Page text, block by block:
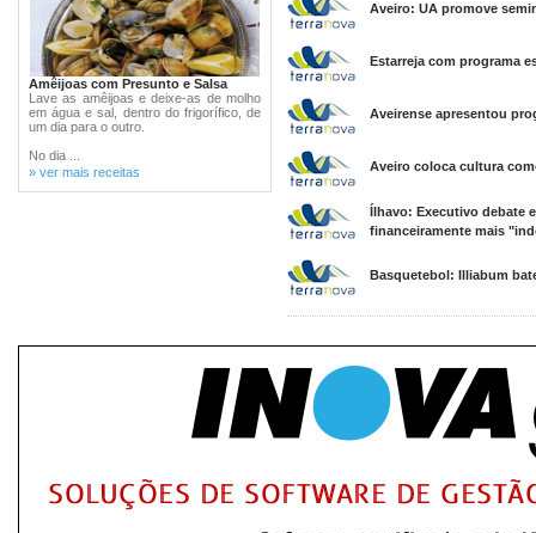
Amêijoas com Presunto e Salsa
Lave as amêijoas e deixe-as de molho
em água e sal, dentro do frigorífico, de
um dia para o outro.
No dia ...
» ver mais receitas
Aveiro: UA promove
Estarreja com programa
Aveirense apresentou
Aveiro coloca cultura
Ílhavo: Executivo debate
financeiramente mais
Basquetebol: Illiabum